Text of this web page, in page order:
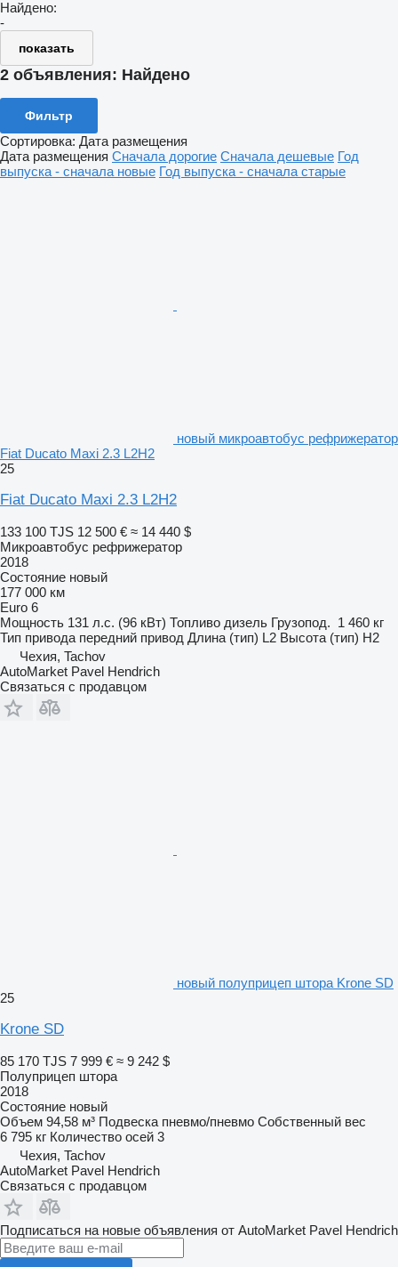
Найдено:
-
показать
2 объявления: Найдено
Фильтр
Сортировка: Дата размещения
Дата размещения Сначала дорогие Сначала дешевые Год
выпуска - сначала новые Год выпуска - сначала старые
новый микроавтобус рефрижератор
Fiat Ducato Maxi 2.3 L2H2
25
Fiat Ducato Maxi 2.3 L2H2
133 100 TJS 12 500 € ≈ 14 440 $
Микроавтобус рефрижератор
2018
Состояние новый
177 000 км
Euro 6
Мощность 131 л.с. (96 кВт) Топливо дизель Грузопод. 1 460 кг
Тип привода передний привод Длина (тип) L2 Высота (тип) H2
Чехия, Tachov
AutoMarket Pavel Hendrich
Связаться с продавцом
новый полуприцеп штора Krone SD
25
Krone SD
85 170 TJS 7 999 € ≈ 9 242 $
Полуприцеп штора
2018
Состояние новый
Объем 94,58 м³ Подвеска пневмо/пневмо Собственный вес
6 795 кг Количество осей 3
Чехия, Tachov
AutoMarket Pavel Hendrich
Связаться с продавцом
Подписаться на новые объявления от AutoMarket Pavel Hendrich